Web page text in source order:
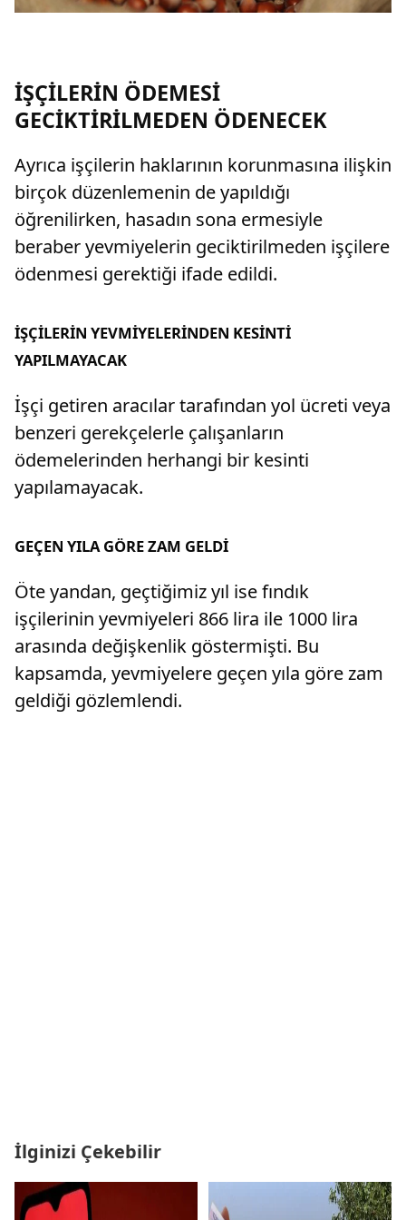
İŞÇİLERİN ÖDEMESİ
GECİKTİRİLMEDEN ÖDENECEK
Ayrıca işçilerin haklarının korunmasına ilişkin
birçok düzenlemenin de yapıldığı
öğrenilirken, hasadın sona ermesiyle
beraber yevmiyelerin geciktirilmeden işçilere
ödenmesi gerektiği ifade edildi.
İŞÇİLERİN YEVMİYELERİNDEN KESİNTİ
YAPILMAYACAK
İşçi getiren aracılar tarafından yol ücreti veya
benzeri gerekçelerle çalışanların
ödemelerinden herhangi bir kesinti
yapılamayacak.
GEÇEN YILA GÖRE ZAM GELDİ
Öte yandan, geçtiğimiz yıl ise fındık
işçilerinin yevmiyeleri 866 lira ile 1000 lira
arasında değişkenlik göstermişti. Bu
kapsamda, yevmiyelere geçen yıla göre zam
geldiği gözlemlendi.
İlginizi Çekebilir